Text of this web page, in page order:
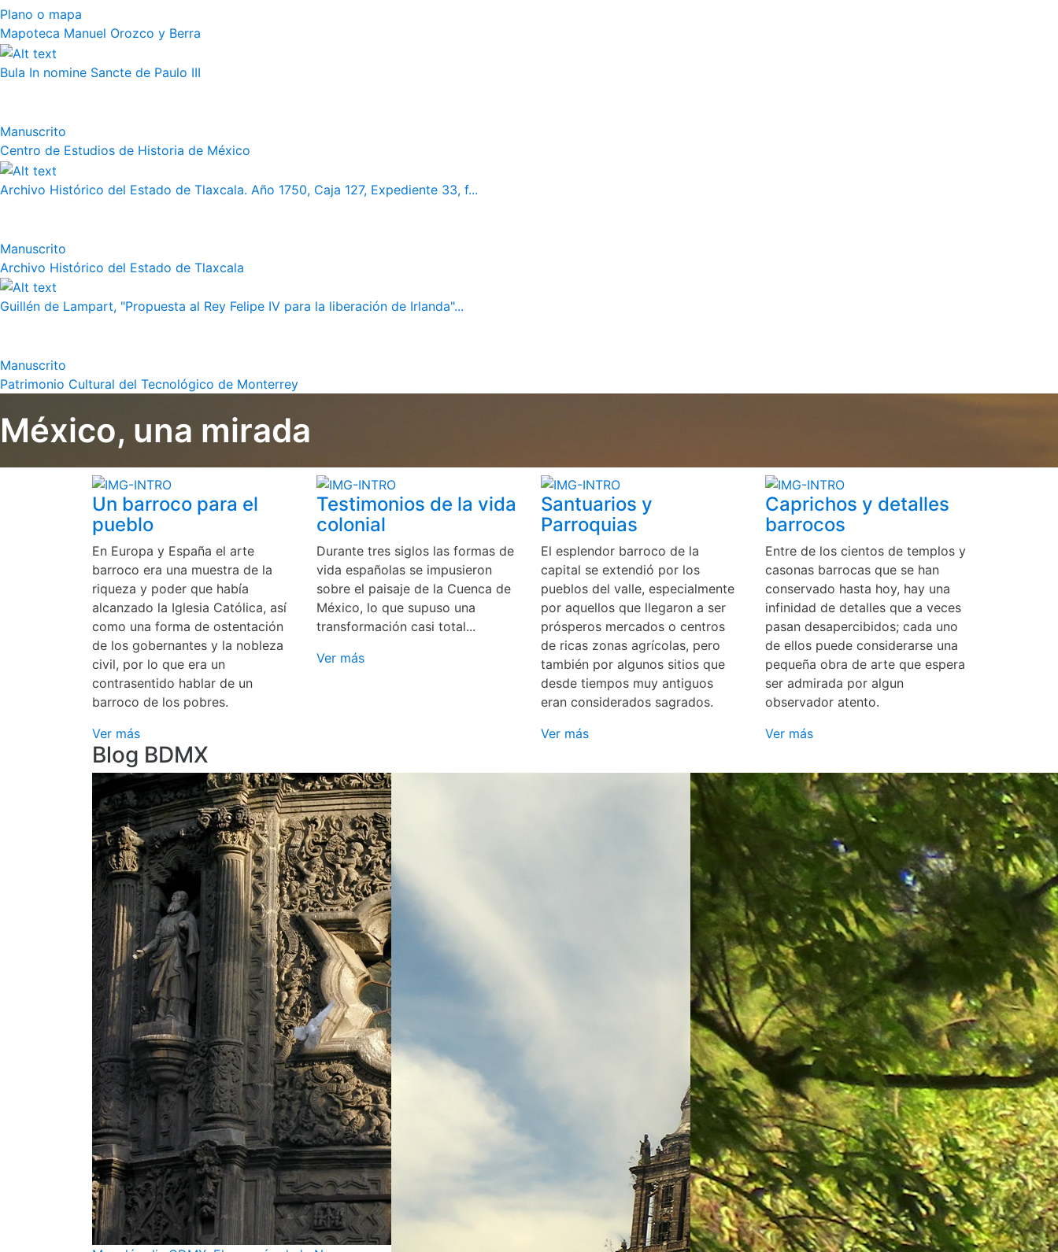
Plano o mapa
Mapoteca Manuel Orozco y Berra
Bula In nomine Sancte de Paulo III
Manuscrito
Centro de Estudios de Historia de México
Archivo Histórico del Estado de Tlaxcala. Año 1750, Caja 127, Expediente 33, f...
Manuscrito
Archivo Histórico del Estado de Tlaxcala
Guillén de Lampart, "Propuesta al Rey Felipe IV para la liberación de Irlanda"...
Manuscrito
Patrimonio Cultural del Tecnológico de Monterrey
México, una mirada
Un barroco para el
pueblo
En Europa y España el arte
barroco era una muestra de la
riqueza y poder que había
alcanzado la Iglesia Católica, así
como una forma de ostentación
de los gobernantes y la nobleza
civil, por lo que era un
contrasentido hablar de un
barroco de los pobres.
Ver más
Testimonios de la vida
colonial
Durante tres siglos las formas de
vida españolas se impusieron
sobre el paisaje de la Cuenca de
México, lo que supuso una
transformación casi total...
Ver más
Santuarios y
Parroquias
El esplendor barroco de la
capital se extendió por los
pueblos del valle, especialmente
por aquellos que llegaron a ser
prósperos mercados o centros
de ricas zonas agrícolas, pero
también por algunos sitios que
desde tiempos muy antiguos
eran considerados sagrados.
Ver más
Caprichos y detalles
barrocos
Entre de los cientos de templos y
casonas barrocas que se han
conservado hasta hoy, hay una
infinidad de detalles que a veces
pasan desapercibidos; cada uno
de ellos puede considerarse una
pequeña obra de arte que espera
ser admirada por algun
observador atento.
Ver más
Blog BDMX